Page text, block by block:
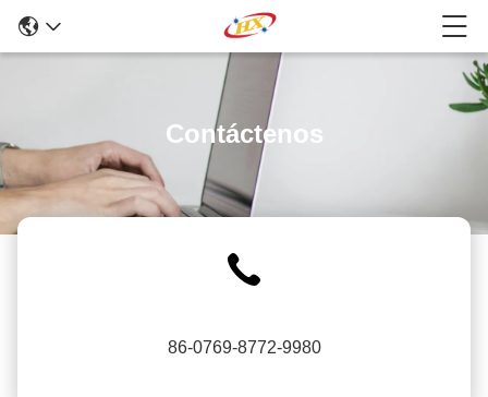
Contáctenos
86-0769-8772-9980